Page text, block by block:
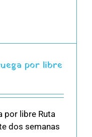
por libre
por libre Ruta
dos semanas